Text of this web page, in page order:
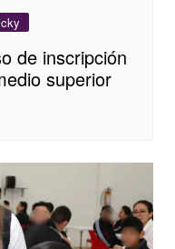
de inscripción
superior